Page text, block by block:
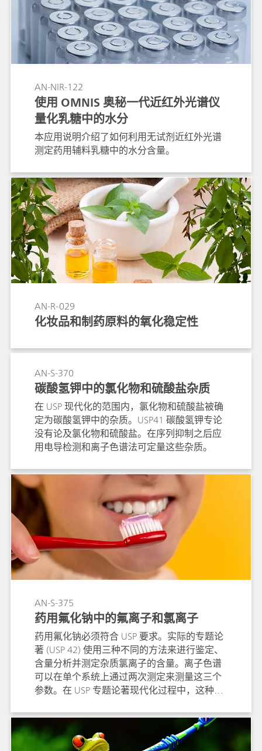
AN-NIR-122
使用 OMNIS 奥秘一代近红外光谱仪
量化乳糖中的水分
本应用说明介绍了如何利用无试剂近红外光谱
测定药用辅料乳糖中的水分含量。
AN-R-029
化妆品和制药原料的氧化稳定性
AN-S-370
碳酸氢钾中的氯化物和硫酸盐杂质
在 USP 现代化的范围内，氯化物和硫酸盐被确
定为碳酸氢钾中的杂质。USP41 碳酸氢钾专论
没有论及氯化物和硫酸盐。在序列抑制之后应
用电导检测和离子色谱法可定量这些杂质。
AN-S-375
药用氟化钠中的氟离子和氯离子
药用氟化钠必须符合 USP 要求。实际的专题论
著 (USP 42) 使用三种不同的方法来进行鉴定、
含量分析并测定杂质氯离子的含量。离子色谱
可以在单个系统上通过两次测定来测量这三个
参数。在 USP 专题论著现代化过程中，这种离
利。